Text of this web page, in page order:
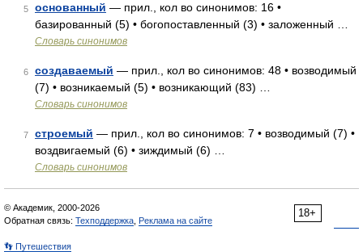
5 основанный — прил., кол во синонимов: 16 •
базированный (5) • богопоставленный (3) • заложенный …
Словарь синонимов
6 создаваемый — прил., кол во синонимов: 48 • возводимый
(7) • возникаемый (5) • возникающий (83) …
Словарь синонимов
7 строемый — прил., кол во синонимов: 7 • возводимый (7) •
воздвигаемый (6) • зиждимый (6) …
Словарь синонимов
18+
© Академик, 2000-2026
Обратная связь: Техподдержка Реклама на сайте
👣 Путешествия